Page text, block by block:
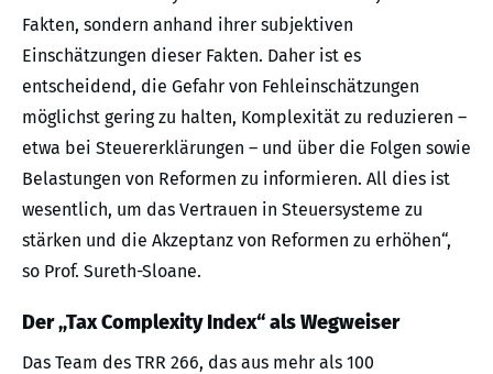
Fakten, sondern anhand ihrer subjektiven
Einschätzungen dieser Fakten. Daher ist es
entscheidend, die Gefahr von Fehleinschätzungen
möglichst gering zu halten, Komplexität zu reduzieren –
etwa bei Steuererklärungen – und über die Folgen sowie
Belastungen von Reformen zu informieren. All dies ist
wesentlich, um das Vertrauen in Steuersysteme zu
stärken und die Akzeptanz von Reformen zu erhöhen“,
so Prof. Sureth-Sloane.
Der „Tax Complexity Index“ als Wegweiser
Das Team des TRR 266, das aus mehr als 100